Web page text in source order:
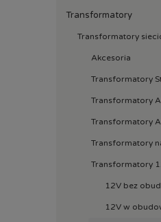
Transformatory
Transformatory
Akcesoria
Transformatory
Transformatory
Transformatory
Transformatory
Transformatory
12V bez
12V w